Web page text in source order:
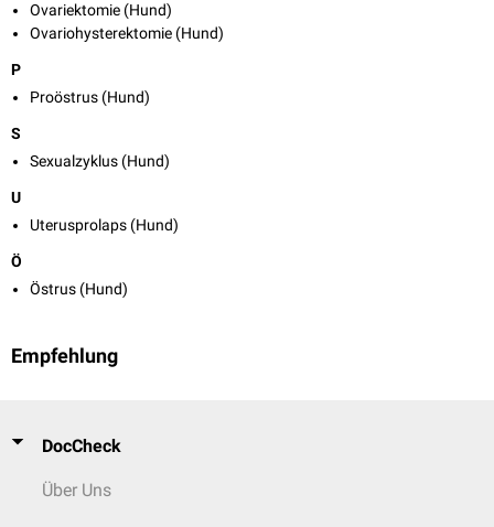
Ovariektomie (Hund)
Ovariohysterektomie (Hund)
P
Proöstrus (Hund)
S
Sexualzyklus (Hund)
U
Uterusprolaps (Hund)
Ö
Östrus (Hund)
Empfehlung
DocCheck
Über Uns